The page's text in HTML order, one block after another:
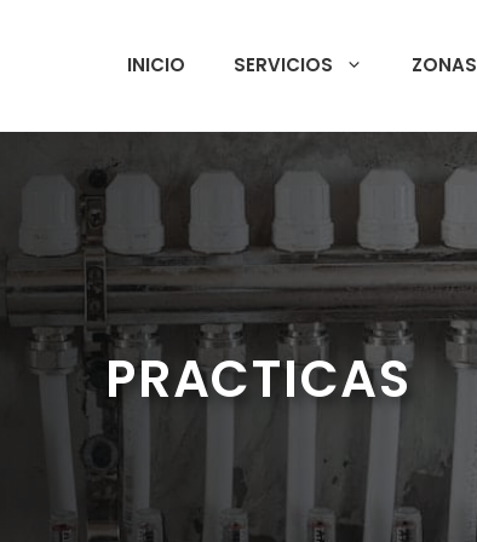
INICIO SERVICIOS ZONAS
PRACTICAS